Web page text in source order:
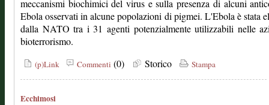
meccanismi biochimici del virus e sulla presenza di alcuni
Ebola osservati in alcune popolazioni di pigmei. L'Ebola è stata
dalla NATO tra i 31 agenti potenzialmente utilizzabili nelle
bioterrorismo.
(p)Link Commenti (0) Storico Stampa
Ecchimosi